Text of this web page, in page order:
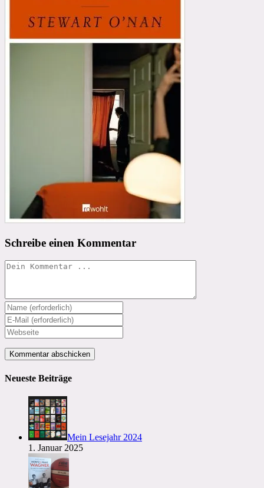
Schreibe einen Kommentar
Kommentieren
Gib
deinen
Namen
oder
Benutzernamen
zum
ein
Gib
deine
E-
Mail-
Adresse
Kommentieren
Gib
deine
Website-
URL
ein
(optional)
Neueste Beiträge
Mein Lesejahr 2024
1. Januar 2025